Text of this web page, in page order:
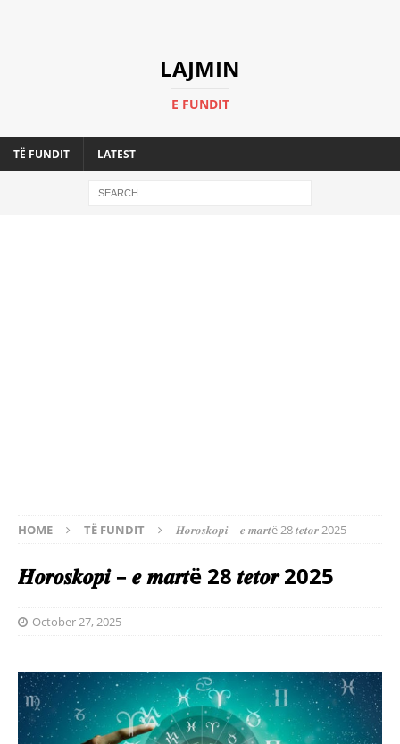
LAJMIN
E FUNDIT
TË FUNDIT LATEST
HOME TË FUNDIT 𝑯𝒐𝒓𝒐𝒔𝒌𝒐𝒑𝒊 – 𝒆 𝒎𝒂𝒓𝒕ë 28 𝒕𝒆𝒕𝒐𝒓 2025
𝑯𝒐𝒓𝒐𝒔𝒌𝒐𝒑𝒊 – 𝒆 𝒎𝒂𝒓𝒕ë 28 𝒕𝒆𝒕𝒐𝒓 2025
October 27, 2025